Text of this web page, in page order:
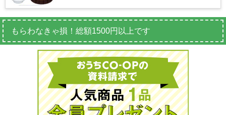
もらわなきゃ損！総額1500円以上です